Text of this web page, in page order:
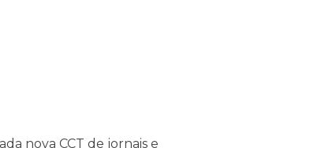
nova CCT de jornais e